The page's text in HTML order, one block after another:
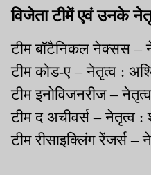
विजेता टीमें एवं उनके
टीम बॉटैनिकल नेक्सस –
टीम कोड-ए – नेतृत्व :
टीम इनोविजनरीज –
टीम द अचीवर्स – नेतृत्व :
टीम रीसाइक्लिंग रेंजर्स